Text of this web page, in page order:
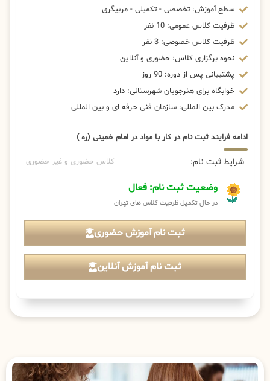
سطح آموزش: تخصصی - تکمیلی - مربیگری
ظرفیت کلاس عمومی: 10 نفر
ظرفیت کلاس خصوصی: 3 نفر
نحوه برگزاری کلاس: حضوری و آنلاین
پشتیبانی پس از دوره: 90 روز
خوابگاه برای هنرجویان شهرستانی: دارد
مدرک بین المللی: سازمان فنی حرفه ای و بین المللی
ادامه فرایند ثبت نام در کار با مواد در امام خمینی (ره )
شرایط ثبت نام: کلاس حضوری و غیر حضوری
وضعیت ثبت نام: فعال
در حال تکمیل ظرفیت کلاس های تهران
ثبت نام آموزش حضوری
ثبت نام آموزش آنلاین